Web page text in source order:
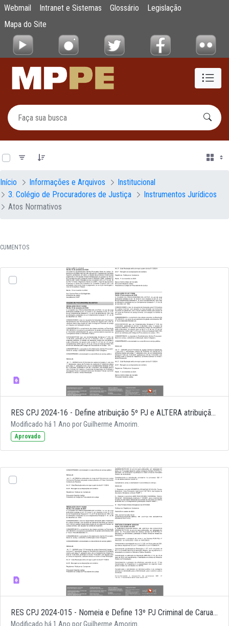
Pular para o Conteúdo principal
Documentos
Webmail Intranet e Sistemas Glossário
Legislação
Mapa do Site
Início Informações e Arquivos
Institucional
3. Colégio de Procuradores de Justiça
Instrumentos Jurídicos
Atos Normativos
RES CPJ 2024-16 - Define atribuição 5º PJ e ALTERA atribuição 1º PJ de Carpina
Modificado há 1 Ano por Guilherme Amorim.
Aprovado
RES CPJ 2024-015 - Nomeia e Define 13º PJ Criminal de Caruaru
Modificado há 1 Ano por Guilherme Amorim.